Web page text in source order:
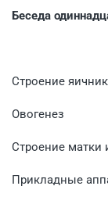
Беседа
Строение
Овогенез
Строение матки
Прикладные